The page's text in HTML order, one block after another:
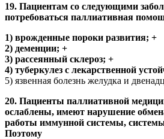
19. Пациентам со следующими
потребоваться паллиативная
1) врожденные пороки развития; +
2) деменции; +
3) рассеянный склероз; +
4) туберкулез с лекарственной
5) язвенная болезнь желудка и
20. Пациенты паллиативной
ослаблены, имеют нарушение
работы иммунной системы,
Поэтому